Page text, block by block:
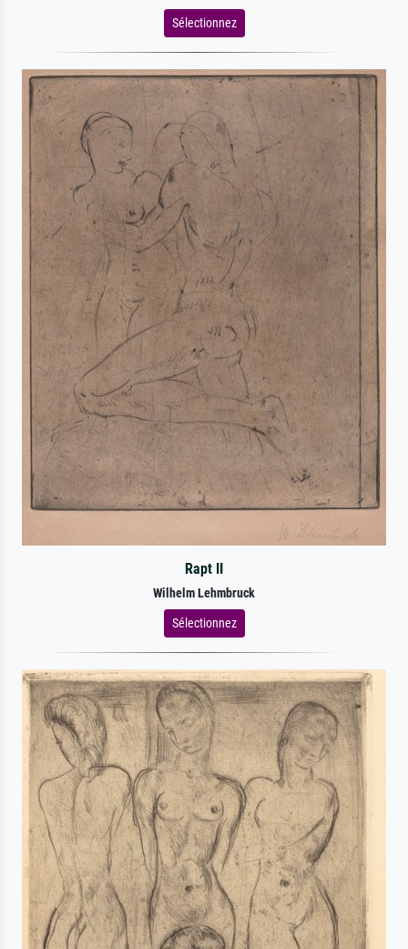
Sélectionnez
Rapt II
Wilhelm Lehmbruck
Sélectionnez